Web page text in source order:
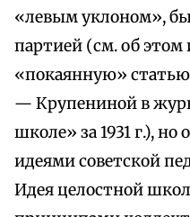
«левым уклоном»,
партией (см. об
«покаянную»
— Крупениной в
школе» за 1931 г.), но
идеями советской
Идея целостной